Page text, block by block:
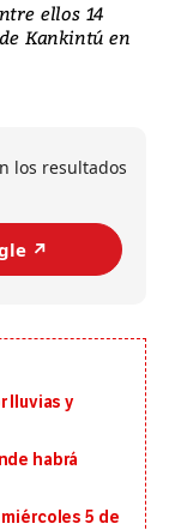
ellos 14
Kankintú en
los resultados
↗️
lluvias y
habrá
5 de